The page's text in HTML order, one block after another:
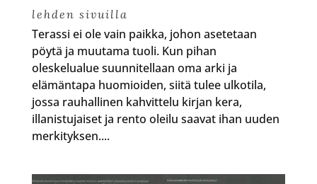
lehden sivuilla
Terassi ei ole vain paikka, johon asetetaan
pöytä ja muutama tuoli. Kun pihan
oleskelualue suunnitellaan oma arki ja
elämäntapa huomioiden, siitä tulee ulkotila,
jossa rauhallinen kahvittelu kirjan kera,
illanistujaiset ja rento oleilu saavat ihan uuden
merkityksen....